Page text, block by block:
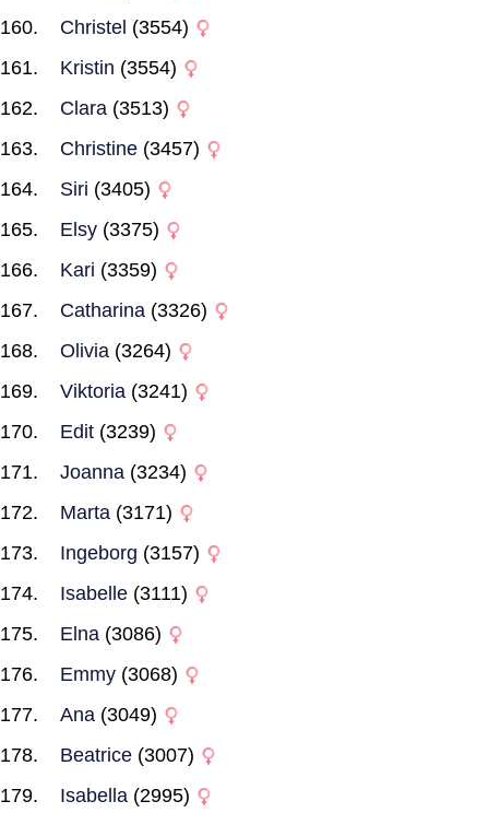
Christel (3554)
Kristin (3554)
Clara (3513)
Christine (3457)
Siri (3405)
Elsy (3375)
Kari (3359)
Catharina (3326)
Olivia (3264)
Viktoria (3241)
Edit (3239)
Joanna (3234)
Marta (3171)
Ingeborg (3157)
Isabelle (3111)
Elna (3086)
Emmy (3068)
Ana (3049)
Beatrice (3007)
Isabella (2995)